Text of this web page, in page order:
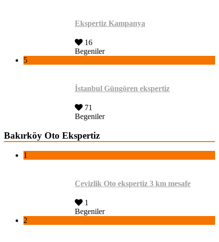
Ekspertiz Kampanya
16
Begeniler
5
İstanbul Güngören ekspertiz
71
Begeniler
Bakırköy Oto Ekspertiz
1
Cevizlik Oto ekspertiz 3 km mesafe
1
Begeniler
2